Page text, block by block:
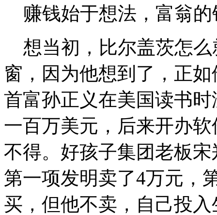
赚钱始于想法，富翁的
想当初，比尔盖茨怎么
窗，因为他想到了，正
首富孙正义在美国读书
一百万美元，后来开办
不得。好孩子集团老板
第一项发明卖了4万元，
买，但他不卖，自己投